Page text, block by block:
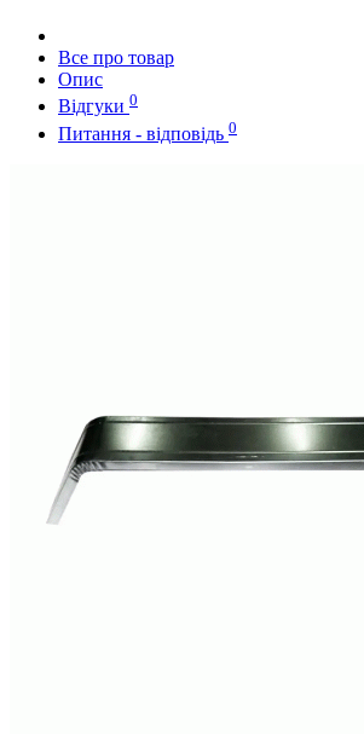
Все про товар
Опис
Відгуки 0
Питання - відповідь 0